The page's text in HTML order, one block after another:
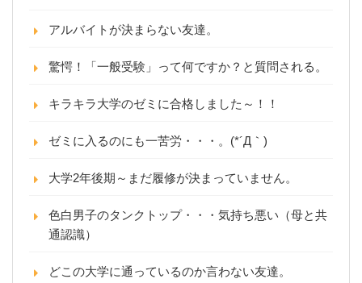
アルバイトが決まらない友達。
驚愕！「一般受験」って何ですか？と質問される。
キラキラ大学のゼミに合格しました～！！
ゼミに入るのにも一苦労・・・。(*´Д｀)
大学2年後期～まだ履修が決まっていません。
色白男子のタンクトップ・・・気持ち悪い（母と共
通認識）
どこの大学に通っているのか言わない友達。